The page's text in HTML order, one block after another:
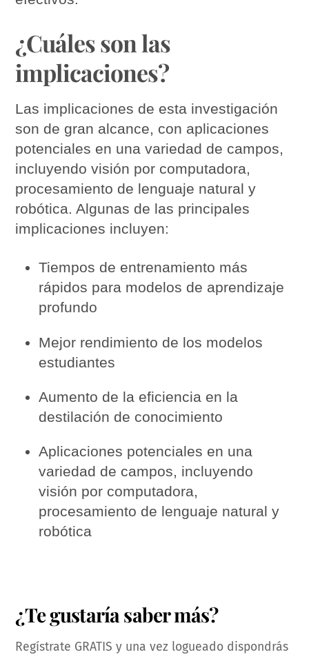
¿Cuáles son las
implicaciones?
Las implicaciones de esta investigación
son de gran alcance, con aplicaciones
potenciales en una variedad de campos,
incluyendo visión por computadora,
procesamiento de lenguaje natural y
robótica. Algunas de las principales
implicaciones incluyen:
Tiempos de entrenamiento más
rápidos para modelos de aprendizaje
profundo
Mejor rendimiento de los modelos
estudiantes
Aumento de la eficiencia en la
destilación de conocimiento
Aplicaciones potenciales en una
variedad de campos, incluyendo
visión por computadora,
procesamiento de lenguaje natural y
robótica
¿Te gustaría saber más?
Regístrate GRATIS y una vez logueado dispondrás